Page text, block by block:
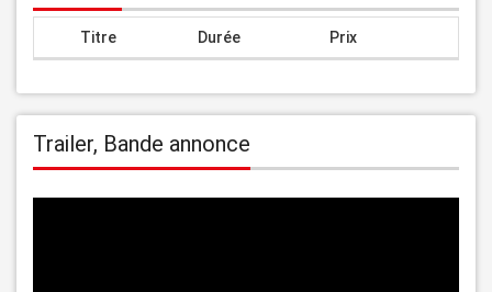
Titre Durée Prix
Trailer, Bande annonce